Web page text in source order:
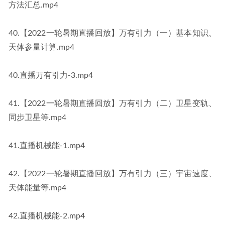
方法汇总.mp4
40.【2022一轮暑期直播回放】万有引力（一）基本知识、
天体参量计算.mp4
40.直播万有引力-3.mp4
41.【2022一轮暑期直播回放】万有引力（二）卫星变轨、
同步卫星等.mp4
41.直播机械能-1.mp4
42.【2022一轮暑期直播回放】万有引力（三）宇宙速度、
天体能量等.mp4
42.直播机械能-2.mp4